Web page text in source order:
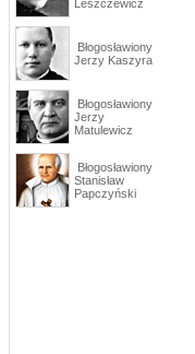
Leszczewicz
Błogosławiony
Jerzy Kaszyra
Błogosławiony
Jerzy
Matulewicz
Błogosławiony
Stanisław
Papczyński